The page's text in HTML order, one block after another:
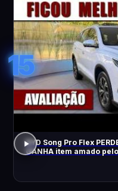
15
BYD Song Pro Flex
GANHA item amado